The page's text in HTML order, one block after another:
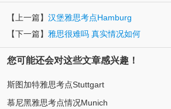
【上一篇】 汉堡雅思考点Hamburg
【下一篇】 雅思很难吗 真实情况如何
您可能还会对这些文章感兴趣！
斯图加特雅思考点Stuttgart
慕尼黑雅思考点情况Munich